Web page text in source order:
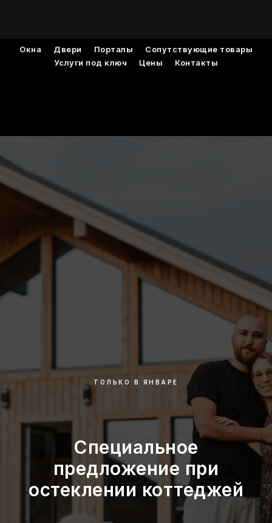
Окна Двери Порталы
Сопутствующие товары
Услуги под ключ
Цены Контакты
ТОЛЬКО В ЯНВАРЕ
Специальное
предложение при
остеклении коттеджей